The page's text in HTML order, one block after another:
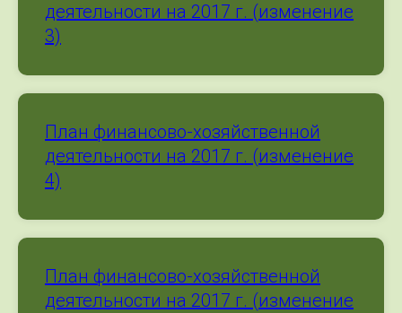
деятельности на 2017 г. (изменение
3)
План финансово-хозяйственной
деятельности на 2017 г. (изменение
4)
План финансово-хозяйственной
деятельности на 2017 г. (изменение